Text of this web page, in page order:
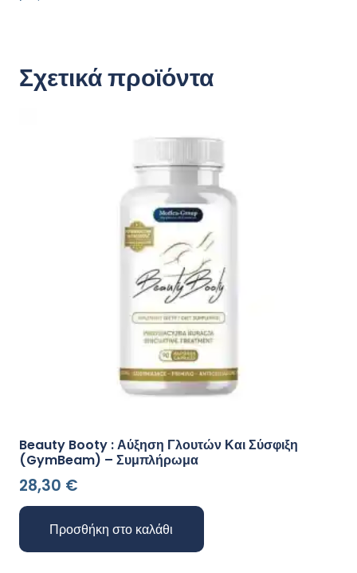
Σχετικά προϊόντα
Beauty Booty : Αύξηση Γλουτών Και Σύσφιξη
(GymBeam) – Συμπλήρωμα
28,30 €
Προσθήκη στο καλάθι